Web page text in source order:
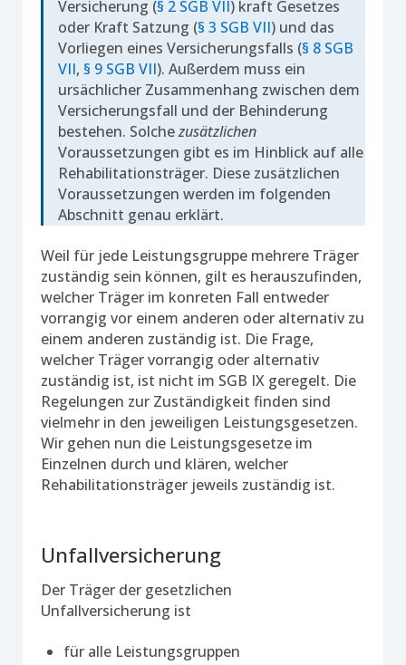
Versicherung (§ 2 SGB VII) kraft Gesetzes
oder Kraft Satzung (§ 3 SGB VII) und das
Vorliegen eines Versicherungsfalls (§ 8 SGB
VII, § 9 SGB VII). Außerdem muss ein
ursächlicher Zusammenhang zwischen dem
Versicherungsfall und der Behinderung
bestehen. Solchezusätzlichen
Voraussetzungen gibt es im Hinblick auf alle
Rehabilitationsträger. Diese zusätzlichen
Voraussetzungen werden im folgenden
Abschnitt genau erklärt.
Weil für jede Leistungsgruppe mehrere Träger
zuständig sein können, gilt es herauszufinden,
welcher Träger im konreten Fall entweder
vorrangig vor einem anderen oder alternativ zu
einem anderen zuständig ist. Die Frage,
welcher Träger vorrangig oder alternativ
zuständig ist, ist nicht im SGB IX geregelt. Die
Regelungen zur Zuständigkeit finden sind
vielmehr in den jeweiligen Leistungsgesetzen.
Wir gehen nun die Leistungsgesetze im
Einzelnen durch und klären, welcher
Rehabilitationsträger jeweils zuständig ist.
Unfallversicherung
Der Träger der gesetzlichen
Unfallversicherung ist
für alle Leistungsgruppen